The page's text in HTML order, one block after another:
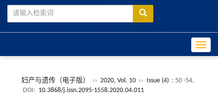
妇产与遗传（电子版） ›› 2020, Vol. 10 ›› Issue (4) : 50 -54.
DOI: 10.3868/j.issn.2095-1558.2020.04.011